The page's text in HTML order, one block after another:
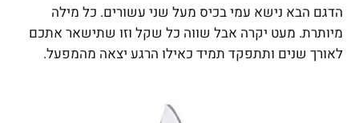
הדגם הבא נישא עמי בכיס מעל שני עשורים. כל מילה
מיותרת. מעט יקרה אבל שווה כל שקל וזו שתישאר אתכם
לאורך שנים ותתפקד תמיד כאילו הרגע יצאה מהמפעל.